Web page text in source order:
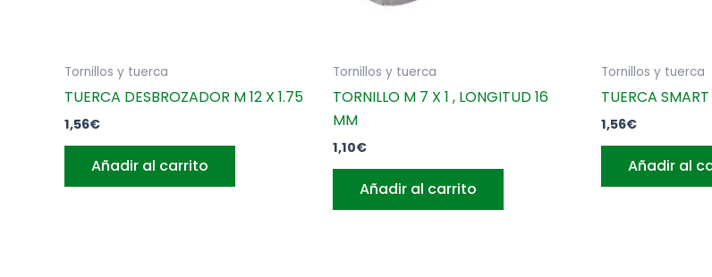
Tornillos y tuerca
TUERCA DESBROZADOR M 12 X 1.75
1,56€
Añadir al carrito
Tornillos y tuerca
TORNILLO M 7 X 1 , LONGITUD 16
MM
1,10€
Añadir al carrito
Tornillos y tuerca
TUERCA
1,56€
Añadir al